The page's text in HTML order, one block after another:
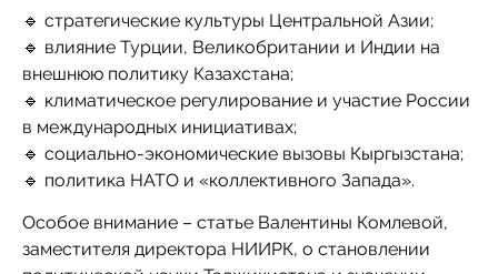
🔹 стратегические культуры Центральной Азии;
🔹 влияние Турции, Великобритании и Индии на
внешнюю политику Казахстана;
🔹 климатическое регулирование и участие России
в международных инициативах;
🔹 социально-экономические вызовы Кыргызстана;
🔹 политика НАТО и «коллективного Запада».
Особое внимание – статье Валентины Комлевой,
заместителя директора НИИРК, о становлении